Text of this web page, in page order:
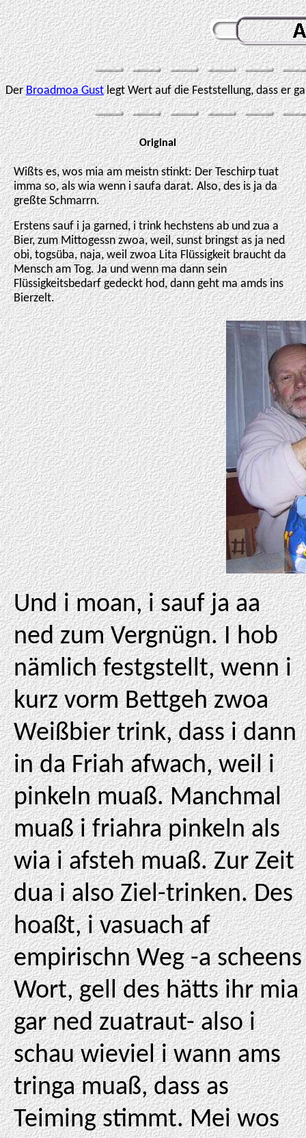
DerBroadmoa Gustlegt Wert auf die Feststellung, dass er
Original
Wißts es, wos mia am meistn stinkt: Der Teschirp tuat
imma so, als wia wenn i saufa darat. Also, des is ja da
greßte Schmarrn.
Erstens sauf i ja garned, i trink hechstens ab und zua a
Bier, zum Mittogessn zwoa, weil, sunst bringst as ja ned
obi, togsüba, naja, weil zwoa Lita Flüssigkeit braucht da
Mensch am Tog. Ja und wenn ma dann sein
Flüssigkeitsbedarf gedeckt hod, dann geht ma amds ins
Bierzelt.
Und i moan, i sauf ja aa
ned zum Vergnügn. I hob
nämlich festgstellt, wenn i
kurz vorm Bettgeh zwoa
Weißbier trink, dass i dann
in da Friah afwach, weil i
pinkeln muaß. Manchmal
muaß i friahra pinkeln als
wia i afsteh muaß. Zur Zeit
dua i also Ziel-trinken. Des
hoaßt, i vasuach af
empirischn Weg -a scheens
Wort, gell des hätts ihr mia
gar ned zuatraut- also i
schau wieviel i wann ams
tringa muaß, dass as
Teiming stimmt. Mei wos